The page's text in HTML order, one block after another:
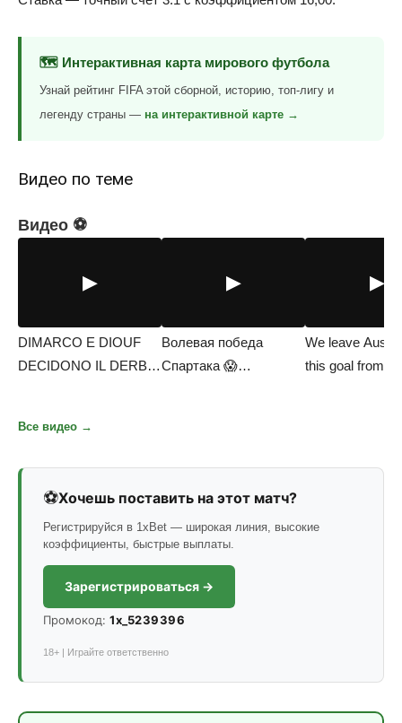
🗺️ Интерактивная карта мирового футбола
Узнай рейтинг FIFA этой сборной, историю, топ-лигу и
легенду страны — на интерактивной карте →
Видео по теме
Видео ⚽
▶
DIMARCO E DIOUF
DECIDONO IL DERBY
▶
Волевая победа
Спартака 😱
▶
We leave
this goal from
Все видео →
⚽Хочешь поставить на этот матч?
Регистрируйся в 1xBet — широкая линия, высокие
коэффициенты, быстрые выплаты.
Зарегистрироваться →
Промокод: 1x_5239396
18+ | Играйте ответственно